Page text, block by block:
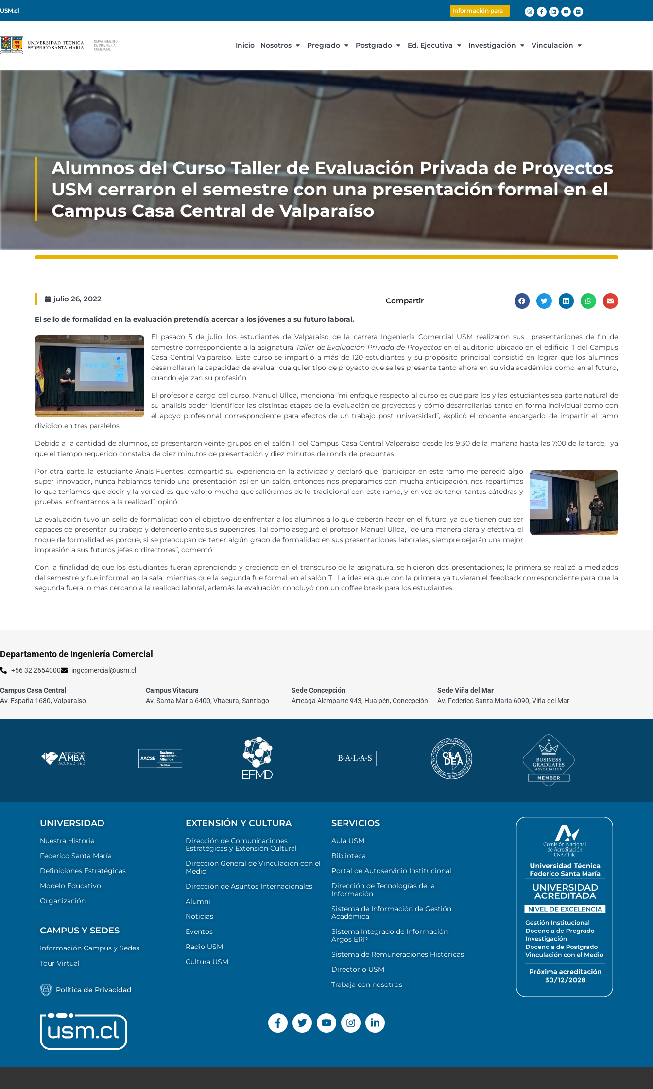
USM.cl Información para
Inicio Nosotros Pregrado Postgrado Ed. Ejecutiva Investigación Vinculación
Alumnos del Curso Taller de Evaluación Privada de Proyectos
USM cerraron el semestre con una presentación formal en el
Campus Casa Central de Valparaíso
julio 26, 2022 Compartir
El sello de formalidad en la evaluación pretendía acercar a los jóvenes a su futuro laboral.
El pasado 5 de julio, los estudiantes de Valparaíso de la carrera Ingeniería Comercial USM realizaron sus presentaciones de fin de
semestre correspondiente a la asignatura Taller de Evaluación Privada de Proyectosen el auditorio ubicado en el edificio T del Campus
Casa Central Valparaíso. Este curso se impartió a más de 120 estudiantes y su propósito principal consistió en lograr que los alumnos
desarrollaran la capacidad de evaluar cualquier tipo de proyecto que se les presente tanto ahora en su vida académica como en el futuro,
cuando ejerzan su profesión.
El profesor a cargo del curso, Manuel Ulloa, menciona “mi enfoque respecto al curso es que para los y las estudiantes sea parte natural de
su análisis poder identificar las distintas etapas de la evaluación de proyectos y cómo desarrollarlas tanto en forma individual como con
el apoyo profesional correspondiente para efectos de un trabajo post universidad”, explicó el docente encargado de impartir el ramo
dividido en tres paralelos.
Debido a la cantidad de alumnos, se presentaron veinte grupos en el salón T del Campus Casa Central Valparaíso desde las 9:30 de la mañana hasta las 7:00 de la tarde, ya
que el tiempo requerido constaba de diez minutos de presentación y diez minutos de ronda de preguntas.
Por otra parte, la estudiante Anaís Fuentes, compartió su experiencia en la actividad y declaró que “participar en este ramo me pareció algo
super innovador, nunca habíamos tenido una presentación así en un salón, entonces nos preparamos con mucha anticipación, nos repartimos
lo que teníamos que decir y la verdad es que valoro mucho que saliéramos de lo tradicional con este ramo, y en vez de tener tantas cátedras y
pruebas, enfrentarnos a la realidad”, opinó.
La evaluación tuvo un sello de formalidad con el objetivo de enfrentar a los alumnos a lo que deberán hacer en el futuro, ya que tienen que ser
capaces de presentar su trabajo y defenderlo ante sus superiores. Tal como aseguró el profesor Manuel Ulloa, “de una manera clara y efectiva, el
toque de formalidad es porque, si se preocupan de tener algún grado de formalidad en sus presentaciones laborales, siempre dejarán una mejor
impresión a sus futuros jefes o directores”, comentó.
Con la finalidad de que los estudiantes fueran aprendiendo y creciendo en el transcurso de la asignatura, se hicieron dos presentaciones; la primera se realizó a mediados
del semestre y fue informal en la sala, mientras que la segunda fue formal en el salón T. La idea era que con la primera ya tuvieran el feedback correspondiente para que la
segunda fuera lo más cercano a la realidad laboral, además la evaluación concluyó con un coffee break para los estudiantes.
Departamento de Ingeniería Comercial
+56 32 2654000 ingcomercial@usm.cl
Campus Casa Central
Av. España 1680, Valparaíso
Campus Vitacura
Av. Santa María 6400, Vitacura, Santiago
Sede Concepción
Arteaga Alemparte 943, Hualpén, Concepción
Sede Viña del Mar
Av. Federico Santa María 6090, Viña del Mar
UNIVERSIDAD
Nuestra Historia
Federico Santa María
Definiciones Estratégicas
Modelo Educativo
Organización
CAMPUS Y SEDES
Información Campus y Sedes
Tour Virtual
Política de Privacidad
EXTENSIÓN Y CULTURA
Dirección de Comunicaciones
Estratégicas y Extensión Cultural
Dirección General de Vinculación con el
Medio
Dirección de Asuntos Internacionales
Alumni
Noticias
Eventos
Radio USM
Cultura USM
SERVICIOS
Aula USM
Biblioteca
Portal de Autoservicio Institucional
Dirección de Tecnologías de la
Información
Sistema de Información de Gestión
Académica
Sistema Integrado de Información
Argos ERP
Sistema de Remuneraciones Históricas
Directorio USM
Trabaja con nosotros